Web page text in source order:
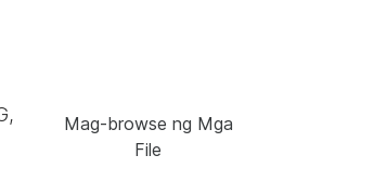
Mag-browse ng Mga
File